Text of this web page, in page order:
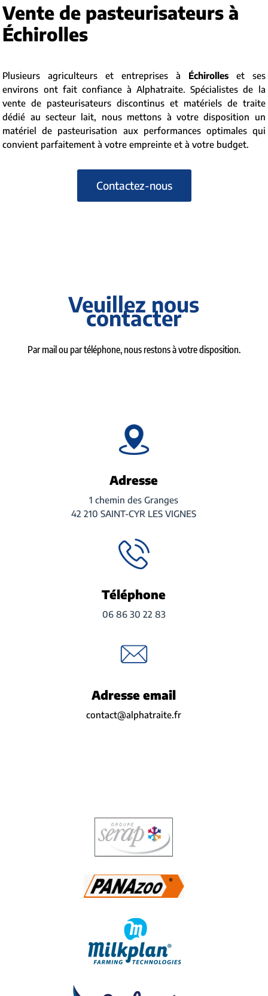
Vente de pasteurisateurs à
Échirolles
Plusieurs agriculteurs et entreprises à Échirolleset ses
environs ont fait confiance à Alphatraite. Spécialistes de la
vente de pasteurisateurs discontinus et matériels de traite
dédié au secteur lait, nous mettons à votre disposition un
matériel de pasteurisation aux performances optimales qui
convient parfaitement à votre empreinte et à votre budget.
Contactez-nous
Veuillez nous
contacter
Par mail ou par téléphone, nous restons à votre disposition.
Adresse
1 chemin des Granges
42 210 SAINT-CYR LES VIGNES
Téléphone
06 86 30 22 83
Adresse email
contact@alphatraite.fr